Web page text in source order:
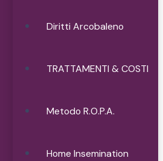
Diritti Arcobaleno
TRATTAMENTI & COSTI
Metodo R.O.P.A.
Home Insemination